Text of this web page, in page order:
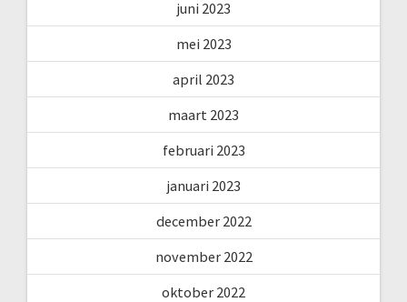
juni 2023
mei 2023
april 2023
maart 2023
februari 2023
januari 2023
december 2022
november 2022
oktober 2022